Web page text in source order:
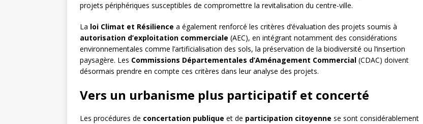
projets périphériques susceptibles de compromettre la revitalisation du centre-ville.
La loi Climat et Résilience a également renforcé les critères d’évaluation des projets soumis à
autorisation d’exploitation commerciale (AEC), en intégrant notamment des considérations
environnementales comme l’artificialisation des sols, la préservation de la biodiversité ou l’insertion
paysagère. Les Commissions Départementales d’Aménagement Commercial (CDAC) doivent
désormais prendre en compte ces critères dans leur analyse des projets.
Vers un urbanisme plus participatif et concerté
Les procédures de concertation publique et de participation citoyenne se sont considérablement